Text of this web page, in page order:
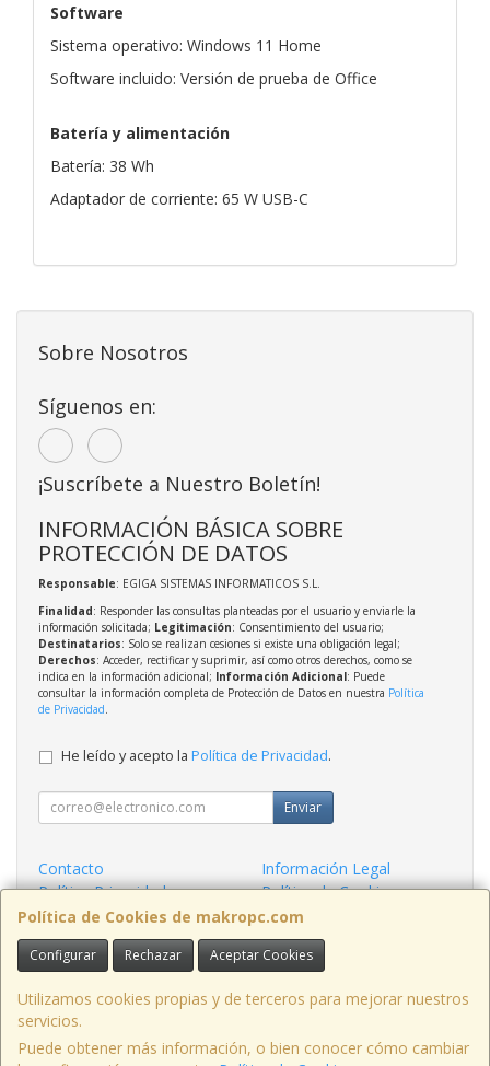
Software
Sistema operativo: Windows 11 Home
Software incluido: Versión de prueba de Office
Batería y alimentación
Batería: 38 Wh
Adaptador de corriente: 65 W USB-C
Política de Cookies de makropc.com
Configurar Rechazar Aceptar Cookies
Utilizamos cookies propias y de terceros para mejorar nuestros
servicios.
Puede obtener más información, o bien conocer cómo cambiar
Sobre Nosotros
Síguenos en:
¡Suscríbete a Nuestro Boletín!
INFORMACIÓN BÁSICA SOBRE
PROTECCIÓN DE DATOS
Responsable: EGIGA SISTEMAS INFORMATICOS S.L.
Finalidad: Responder las consultas planteadas por el usuario y enviarle la
información solicitada; Legitimación: Consentimiento del usuario;
Destinatarios: Solo se realizan cesiones si existe una obligación legal;
Derechos: Acceder, rectificar y suprimir, así como otros derechos, como se
indica en la información adicional; Información Adicional: Puede
consultar la información completa de Protección de Datos en nuestra Política
de Privacidad
He leído y acepto la Política de Privacidad.
Enviar
Contacto
Información Legal
Política Privacidad
Política de Cookies
Condiciones de Compra
Formas de Pago
Contacto
admin@makropc.com